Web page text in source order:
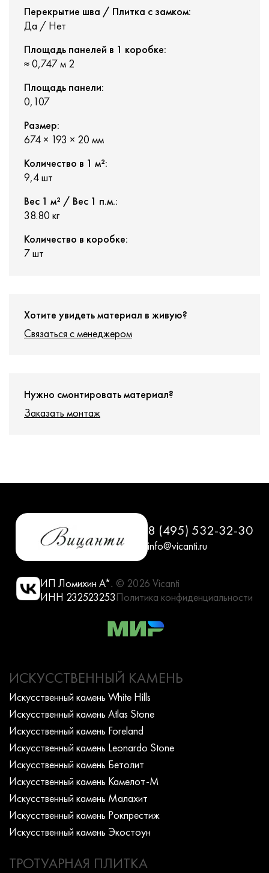
Перекрытие шва / Плитка с замком:
Да / Нет
Площадь панелей в 1 коробке:
≈ 0,747 м 2
Площадь панели:
0,107
Размер:
674 × 193 × 20 мм
Количество в 1 м²:
9,4 шт
Вес 1 м² / Вес 1 п.м.:
38.80 кг
Количество в коробке:
7 шт
Хотите увидеть материал в живую?
Связаться с менеджером
Нужно смонтировать материал?
Заказать монтаж
8 (495) 532-32-30
info@vicanti.ru
ИП Ломихин А*.
ИНН 232523253
© 2026 Vicanti
Политика конфиденциальности
ИСКУССТВЕННЫЙ КАМЕНЬ
Искусcтвенный камень White Hills
Искусcтвенный камень Atlas Stone
Искусcтвенный камень Foreland
Искусcтвенный камень Leonardo Stone
Искусcтвенный камень Бетолит
Искусcтвенный камень Камелот-М
Искусcтвенный камень Малахит
Искусcтвенный камень Рокпрестиж
Искусcтвенный камень Экостоун
ТРОТУАРНАЯ ПЛИТКА